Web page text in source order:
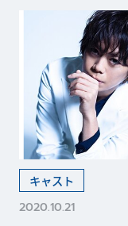
キャスト
2020.10.21